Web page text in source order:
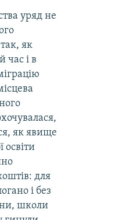
уряд не
як
час і в
як явище
освіти
для
і без
школи